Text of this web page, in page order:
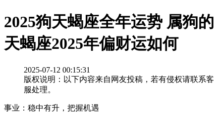
2025狗天蝎座全年运势 属狗的
天蝎座2025年偏财运如何
2025-07-12 00:15:31
版权说明：以下内容来自网友投稿，若有侵权请联系客
服处理。
事业：稳中有升，把握机遇